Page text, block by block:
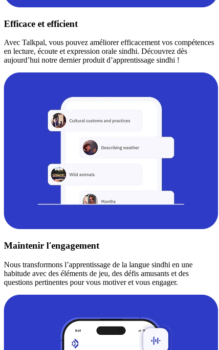
Efficace et efficient
Avec Talkpal, vous pouvez améliorer efficacement vos compétences
en lecture, écoute et expression orale sindhi. Découvrez dès
aujourd’hui notre dernier produit d’apprentissage sindhi !
Maintenir l'engagement
Nous transformons l’apprentissage de la langue sindhi en une
habitude avec des éléments de jeu, des défis amusants et des
questions pertinentes pour vous motiver et vous engager.